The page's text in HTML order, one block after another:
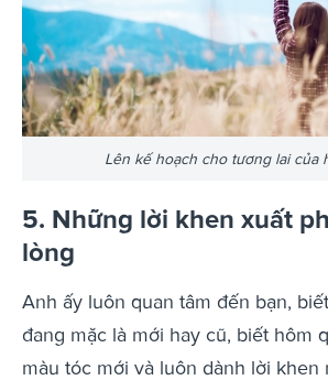
Lên kế hoạch cho tương lai của
5. Những lời khen xuất
lòng
Anh ấy luôn quan tâm đến bạn,
đang mặc là mới hay cũ, biết hôm
màu tóc mới và luôn dành lời khen